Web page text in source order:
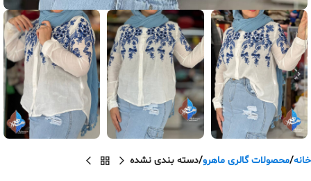
خانه محصولات گالری ماهرو دسته بندی نشده